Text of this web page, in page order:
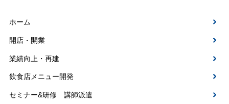
ホーム
開店・開業
業績向上・再建
飲食店メニュー開発
セミナー&研修 講師派遣